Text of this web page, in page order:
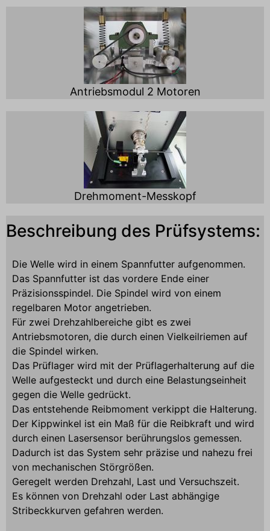
Antriebsmodul 2 Motoren
Drehmoment-Messkopf
Beschreibung des Prüfsystems:
Die Welle wird in einem Spannfutter aufgenommen.
Das Spannfutter ist das vordere Ende einer
Präzisionsspindel. Die Spindel wird von einem
regelbaren Motor angetrieben.
Für zwei Drehzahlbereiche gibt es zwei
Antriebsmotoren, die durch einen Vielkeilriemen auf
die Spindel wirken.
Das Prüflager wird mit der Prüflagerhalterung auf die
Welle aufgesteckt und durch eine Belastungseinheit
gegen die Welle gedrückt.
Das entstehende Reibmoment verkippt die Halterung.
Der Kippwinkel ist ein Maß für die Reibkraft und wird
durch einen Lasersensor berührungslos gemessen.
Dadurch ist das System sehr präzise und nahezu frei
von mechanischen Störgrößen.
Geregelt werden Drehzahl, Last und Versuchszeit.
Es können von Drehzahl oder Last abhängige
Stribeckkurven gefahren werden.